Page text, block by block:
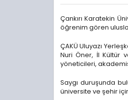
Çankırı Karatekin
öğrenim gören
ÇAKÜ Uluyazı
Nuri Öner, İl Kültür
yöneticileri,
Saygı duruşunda
üniversite ve şehir